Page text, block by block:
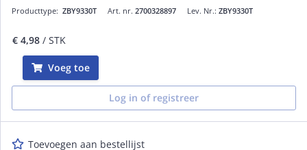
Art. nr. 2700328897
Producttype: ZBY9330T Lev. Nr.: ZBY9330T
€ 4,98 / STK
Voeg toe
Log in of registreer
Toevoegen aan bestellijst